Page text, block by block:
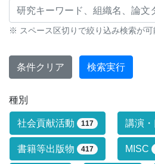
※ スペース区切りで絞り込み検索が可
条件クリア 検索実行
種別
研究業績タイプによる
社会貢献活動 117 講演
書籍等出版物 417 MISC